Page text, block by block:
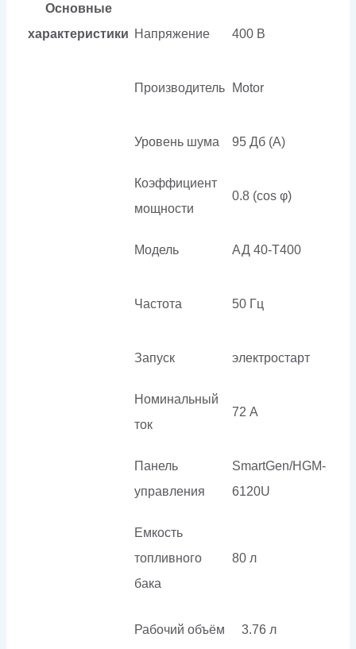
Основные
характеристики Напряжение 400 В
Производитель Motor
Уровень шума 95 Дб (А)
Коэффициент
мощности
0.8 (cos φ)
Модель АД 40-Т400
Частота 50 Гц
Запуск электростарт
Номинальный
ток
72 А
Панель
управления
SmartGen/HGM-
6120U
Емкость
топливного
бака
80 л
Рабочий объём 3.76 л